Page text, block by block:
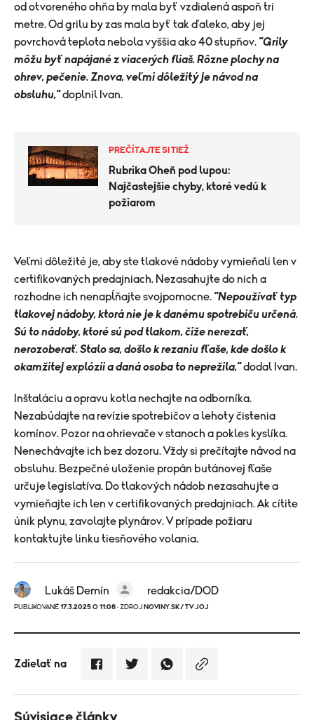
od otvoreného ohňa by mala byť vzdialená aspoň tri
metre. Od grilu by zas mala byť tak ďaleko, aby jej
povrchová teplota nebola vyššia ako 40 stupňov. "Grily
môžu byť napájané z viacerých fliaš. Rôzne plochy na
ohrev, pečenie. Znova, veľmi dôležitý je návod na
obsluhu,"doplnil Ivan.
PREČÍTAJTE SI TIEŽ
Rubrika Oheň pod lupou:
Najčastejšie chyby, ktoré vedú k
požiarom
​Veľmi dôležité je, aby ste tlakové nádoby vymieňali len v
certifikovaných predajniach. Nezasahujte do nich a
rozhodne ich nenapĺňajte svojpomocne. "Nepoužívať typ
tlakovej nádoby, ktorá nie je k danému spotrebiču určená.
Sú to nádoby, ktoré sú pod tlakom, čiže nerezať,
nerozoberať. Stalo sa, došlo k rezaniu fľaše, kde došlo k
okamžitej explózii a daná osoba to neprežila,"dodal Ivan.
Inštaláciu a opravu kotla nechajte na odborníka.
Nezabúdajte na revízie spotrebičov a lehoty čistenia
komínov. Pozor na ohrievače v stanoch a pokles kyslíka.
Nenechávajte ich bez dozoru. Vždy si prečítajte návod na
obsluhu. Bezpečné uloženie propán butánovej fľaše
určuje legislatíva. Do tlakových nádob nezasahujte a
vymieňajte ich len v certifikovaných predajniach. Ak cítite
únik plynu, zavolajte plynárov. V prípade požiaru
kontaktujte linku tiesňového volania.
Lukáš Demín redakcia/DOD
PUBLIKOVANÉ 17.3.2025 O 11:08 · ZDROJ NOVINY.SK/ TV JOJ
Zdielať na
Súvisiace články